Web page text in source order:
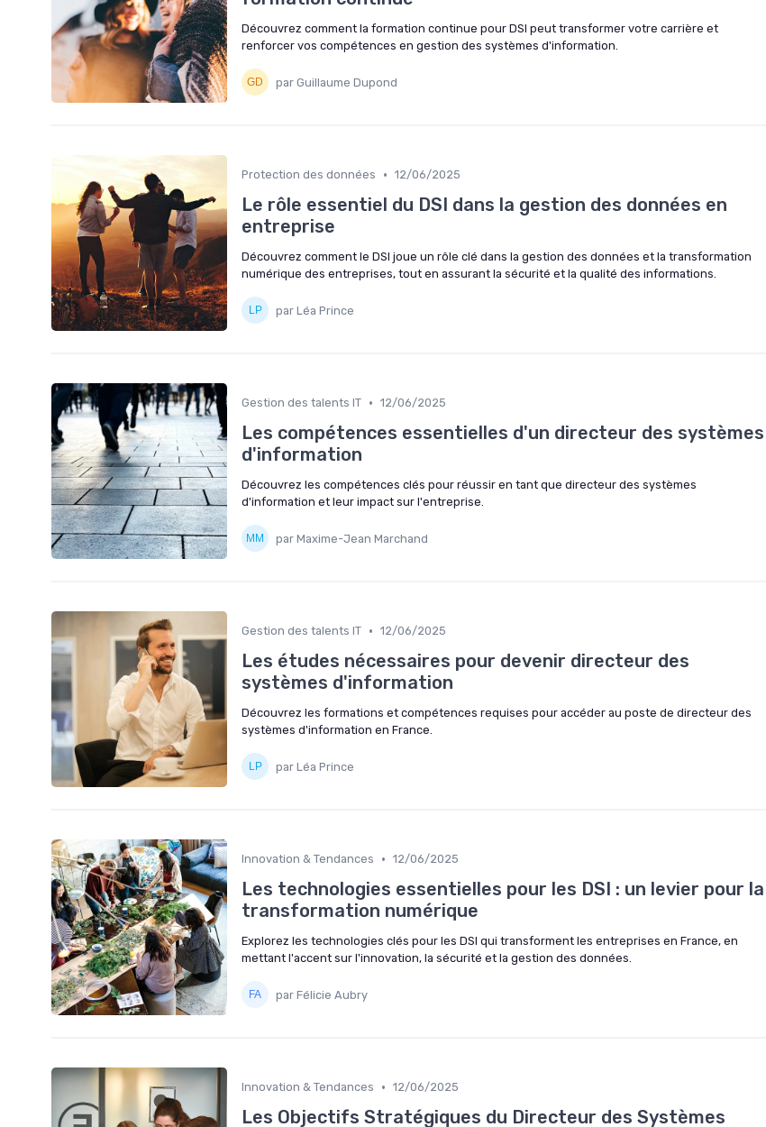
Découvrez comment la formation continue pour DSI peut transformer votre carrière et
renforcer vos compétences en gestion des systèmes d'information.
par Guillaume Dupond
Protection des données • 12/06/2025
Le rôle essentiel du DSI dans la gestion des données en
entreprise
Découvrez comment le DSI joue un rôle clé dans la gestion des données et la transformation
numérique des entreprises, tout en assurant la sécurité et la qualité des informations.
par Léa Prince
Gestion des talents IT • 12/06/2025
Les compétences essentielles d'un directeur des systèmes
d'information
Découvrez les compétences clés pour réussir en tant que directeur des systèmes
d'information et leur impact sur l'entreprise.
par Maxime-Jean Marchand
Gestion des talents IT • 12/06/2025
Les études nécessaires pour devenir directeur des
systèmes d'information
Découvrez les formations et compétences requises pour accéder au poste de directeur des
systèmes d'information en France.
par Léa Prince
Innovation & Tendances • 12/06/2025
Les technologies essentielles pour les DSI : un levier pour la
transformation numérique
Explorez les technologies clés pour les DSI qui transforment les entreprises en France, en
mettant l'accent sur l'innovation, la sécurité et la gestion des données.
par Félicie Aubry
Innovation & Tendances • 12/06/2025
Les Objectifs Stratégiques du Directeur des Systèmes